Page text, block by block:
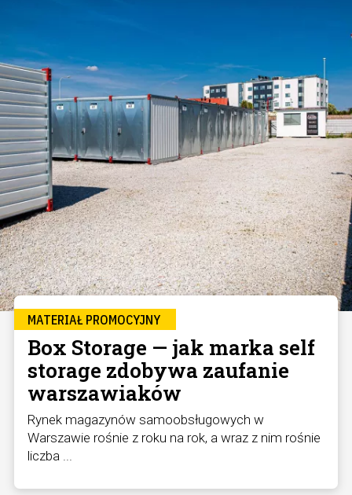
MATERIAŁ PROMOCYJNY
Box Storage — jak marka self
storage zdobywa zaufanie
warszawiaków
Rynek magazynów samoobsługowych w
Warszawie rośnie z roku na rok, a wraz z nim rośnie
liczba ...